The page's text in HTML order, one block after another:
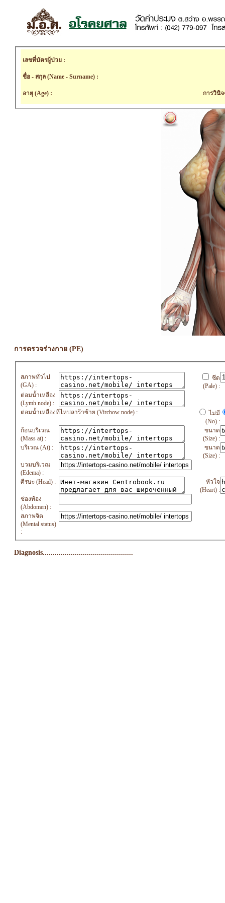
เลขที่บัตรผู้ป่วย :
ชื่อ - สกุล (Name - Surname) :
อายุ (Age) : การวินิ
การตรวจร่างกาย (PE)
สภาพทั่วไป
(GA) :
ซีด
(Pale) :
ต่อมน้ำเหลือง
(Lymh node) :
ต่อมน้ำเหลืองที่ไหปลาร้าซ้าย (Virchow node) :
ไม่มี
(No) :
ก้อนบริเวณ
(Mass at) :
ขนาด
(Size) :
บริเวณ (At) :
ขนาด
(Size) :
บวมบริเวณ
(Edema) :
ศีรษะ (Head) :
หัวใจ
(Heart) :
ช่องท้อง
(Abdomen) :
สภาพจิต
(Mental status)
:
Diagnosis.............................................